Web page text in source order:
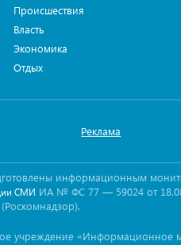
Происшествия
Власть
Экономика
Отдых
Реклама
информационным
СМИ ИА № ФС 77 — 59024 от
учреждение «Информационное